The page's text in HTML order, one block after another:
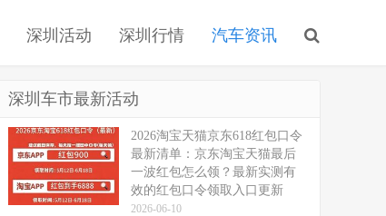
深圳活动 深圳行情 汽车资讯
深圳车市最新活动
2026淘宝天猫京东618红包口令
最新清单：京东淘宝天猫最后
一波红包怎么领？最新实测有
效的红包口令领取入口更新
2026-06-10